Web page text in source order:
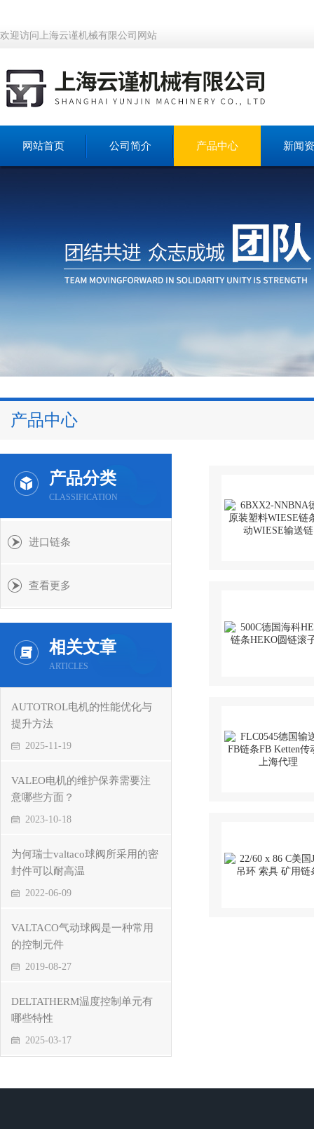
欢迎访问上海云谨机械有限公司网站
网站首页 公司简介 产品中心 新闻
产品中心
产品分类
CLASSIFICATION
进口链条
查看更多
相关文章
ARTICLES
AUTOTROL电机的性能优化与
提升方法
2025-11-19
VALEO电机的维护保养需要注
意哪些方面？
2023-10-18
为何瑞士valtaco球阀所采用的密
封件可以耐高温
2022-06-09
VALTACO气动球阀是一种常用
的控制元件
2019-08-27
DELTATHERM温度控制单元有
哪些特性
2025-03-17